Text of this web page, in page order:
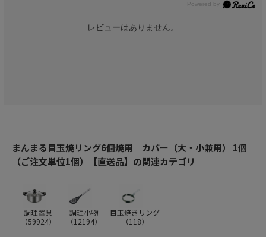
レビューはありません。
まんまる目玉焼リング6個焼用 カバー（大・小兼用） 1個
（ご注文単位1個）【直送品】の関連カテゴリ
調理器具
（59924）
調理小物
（12194）
目玉焼きリング
（118）